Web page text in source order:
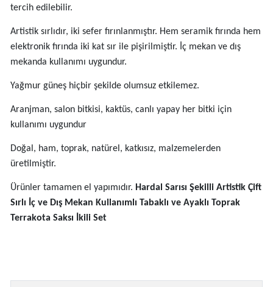
tercih edilebilir.
Artistik sırlıdır, iki sefer fırınlanmıştır. Hem seramik fırında hem
elektronik fırında iki kat sır ile pişirilmiştir. İç mekan ve dış
mekanda kullanımı uygundur.
Yağmur güneş hiçbir şekilde olumsuz etkilemez.
Aranjman, salon bitkisi, kaktüs, canlı yapay her bitki için
kullanımı uygundur
Doğal, ham, toprak, natürel, katkısız, malzemelerden
üretilmiştir.
Ürünler tamamen el yapımıdır. Hardal Sarısı Şekilli Artistik Çift
Sırlı İç ve Dış Mekan Kullanımlı Tabaklı ve Ayaklı Toprak
Terrakota Saksı İkili Set